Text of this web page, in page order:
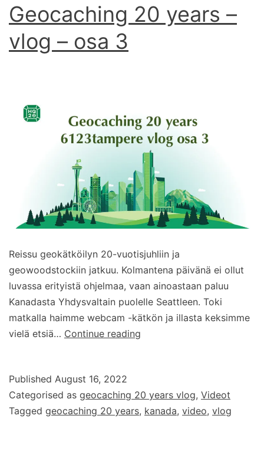
Geocaching 20 years –
vlog – osa 3
Reissu geokätköilyn 20-vuotisjuhliin ja
geowoodstockiin jatkuu. Kolmantena päivänä ei ollut
luvassa erityistä ohjelmaa, vaan ainoastaan paluu
Kanadasta Yhdysvaltain puolelle Seattleen. Toki
matkalla haimme webcam -kätkön ja illasta keksimme
vielä etsiä… Continue reading
vlog
–
Published August 16, 2022
Categorised as geocaching 20 years vlog, Videot
Tagged geocaching 20 years, kanada, video, vlog